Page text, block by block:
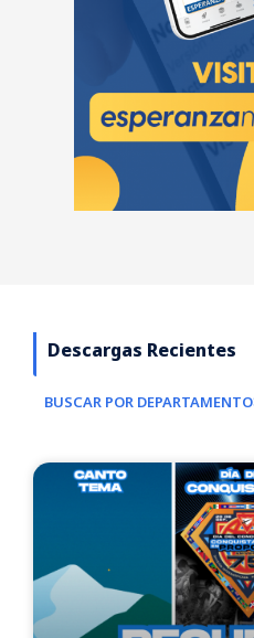
Descargas Recientes
BUSCAR POR DEPARTAMENTO